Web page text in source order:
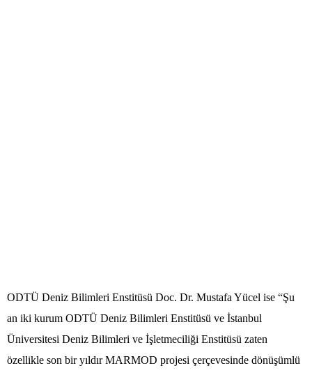
ODTÜ Deniz Bilimleri Enstitüsü Doc. Dr. Mustafa Yücel ise “Şu
an iki kurum ODTÜ Deniz Bilimleri Enstitüsü ve İstanbul
Üniversitesi Deniz Bilimleri ve İşletmeciliği Enstitüsü zaten
özellikle son bir yıldır MARMOD projesi çerçevesinde dönüşümlü